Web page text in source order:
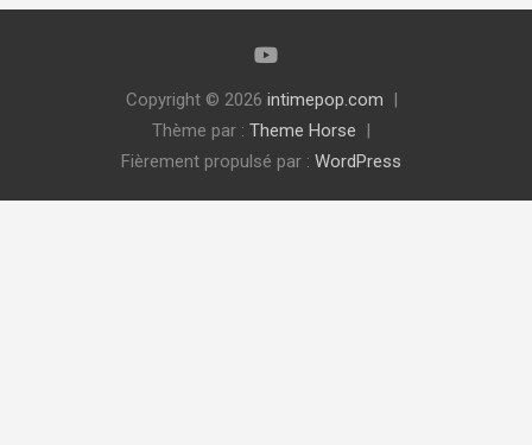
Copyright © 2026 intimepop.com
Thème par : Theme Horse
Fièrement propulsé par : WordPress